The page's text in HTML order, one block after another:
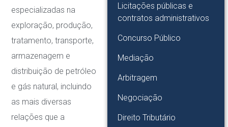
Licitações públicas e
contratos administrativos
Concurso Público
Mediação
Arbitragem
Negociação
Direito Tributário
especializadas na
exploração, produção,
tratamento, transporte,
armazenagem e
distribuição de petróleo
e gás natural, incluindo
as mais diversas
relações que a